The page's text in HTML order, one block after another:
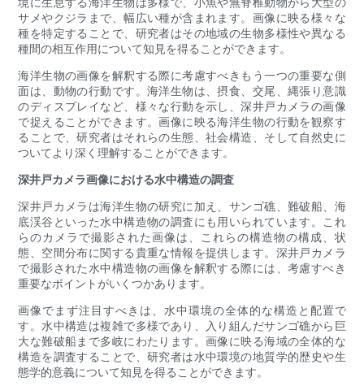
サメやクジラまで、幅広い種が含まれます。画像に映る様々な
種を特定することで、研究者はその地域の生物多様性や異なる
種間の相互作用について知見を得ることができます。
海洋生物の画像を解釈する際に考慮すべきもう一つの重要な側
面は、動物の行動です。海洋生物は、摂食、交尾、縄張り意識
のディスプレイなど、様々な行動を示し、深井戸カメラの画像
で捉えることができます。画像に映る海洋生物の行動を観察す
ることで、研究者はそれらの生態、社会構造、そして自然史に
ついてより深く理解することができます。
深井戸カメラ画像における水中構造の調査
深井戸カメラは海洋生物の研究に加え、サンゴ礁、難破船、海
底渓谷といった水中構造物の調査にも用いられています。これ
らのカメラで撮影された画像は、これらの構造物の構成、状
態、空間分布に関する貴重な情報を提供します。深井戸カメラ
で撮影された水中構造物の画像を解釈する際には、考慮すべき
重要なポイントがいくつかあります。
画像でまず注目すべきは、水中環境の全体的な構造と配置で
す。水中構造は複雑で多様であり、入り組んだサンゴ礁から巨
大な難破船まで多岐にわたります。画像に映る海域の全体的な
構造を調査することで、研究者は水中環境の地質学的歴史や生
態学的意義について知見を得ることができます。